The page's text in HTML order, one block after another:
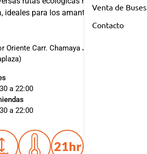
ideales para los amantes del
Oriente Carr. Chamaya Jaén KM 14.5 (Al
a 22:00
a 22:00
21hr
Venta de
Contacto